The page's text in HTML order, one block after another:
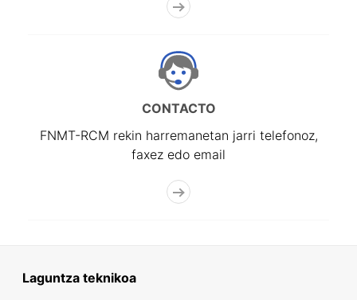
CONTACTO
FNMT-RCM rekin harremanetan jarri telefonoz,
faxez edo email
Laguntza teknikoa